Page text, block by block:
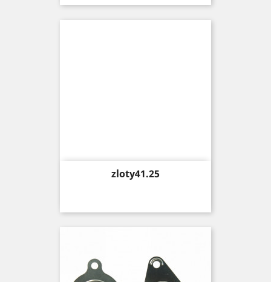
Price
zloty41.25